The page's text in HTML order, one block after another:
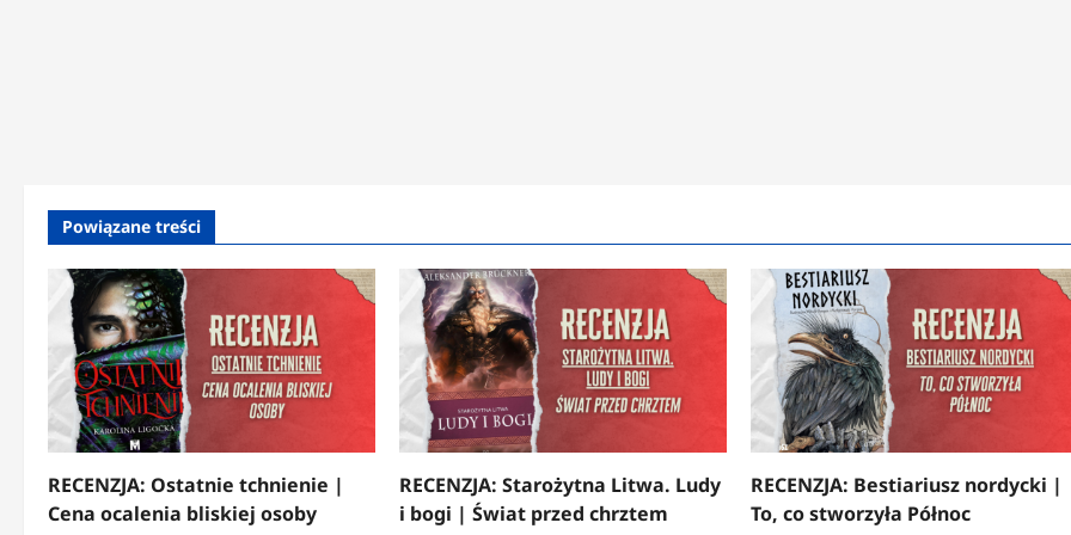
Powiązane treści
RECENZJA: Ostatnie tchnienie |
Cena ocalenia bliskiej osoby
RECENZJA: Starożytna Litwa. Ludy
i bogi | Świat przed chrztem
RECENZJA: Bestiariusz nordycki |
To, co stworzyła Północ